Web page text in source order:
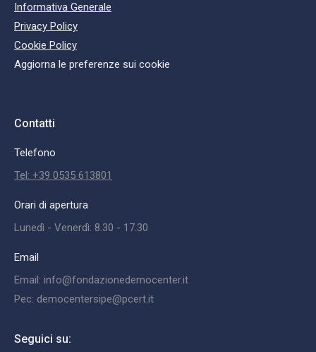
Informativa Generale
Privacy Policy
Cookie Policy
Aggiorna le preferenze sui cookie
Contatti
Telefono
Tel: +39 0535 613801
Orari di apertura
Lunedì - Venerdì: 8.30 - 17.30
Email
Email: info@fondazionedemocenter.it
Pec: democentersipe@pcert.it
Seguici su: